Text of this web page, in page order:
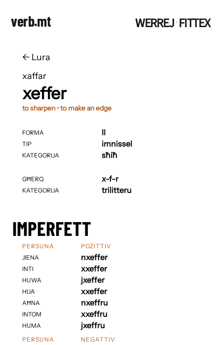
verb.mt WERREJ·FITTEX
← ​​Lura
xaffar
xeffer
to sharpen • to make an edge
FORMA
TIP
KATEGORIJA
GĦERQ
KATEGORIJA
II
imnissel
sħiħ
x-f-r
trilitteru
IMPERFETT
PERSUNA
JIENA
INTI
HUWA
HIJA
AĦNA
INTOM
HUMA
POŻITTIV
nxeffer
xxeffer
jxeffer
xxeffer
nxeffru
xxeffru
jxeffru
PERSUNA
NEGATTIV